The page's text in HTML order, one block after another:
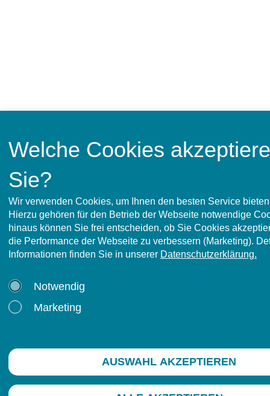
Welche Cookies
Sie?
Wir verwenden Cookies, um Ihnen den besten Service
Hierzu gehören für den Betrieb der Webseite notwendige
hinaus können Sie frei entscheiden, ob Sie Cookies
die Performance der Webseite zu verbessern (Marketing).
Informationen finden Sie in unserer Datenschutzerklärung.
Notwendig
Marketing
AUSWAHL AKZEPTIEREN
Postfach 1264, 29202 Celle
© 2008-2026 tapp GmbH -
Gesundheitsdienste
Telefon:05141 7049830